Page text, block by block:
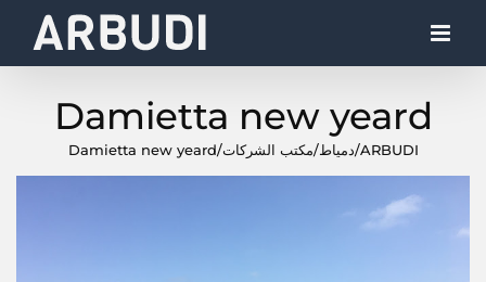
Damietta new yeard
ARBUDI
/دمياط/مكتب الشركات/
Damietta new yeard